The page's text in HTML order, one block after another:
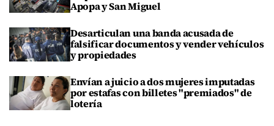
Apopa y San Miguel
Desarticulan una banda acusada de
falsificar documentos y vender vehículos
y propiedades
Envían a juicio a dos mujeres imputadas
por estafas con billetes "premiados" de
lotería